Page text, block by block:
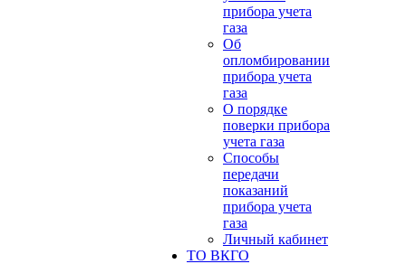
прибора учета
газа
Об
опломбировании
прибора учета
газа
О порядке
поверки прибора
учета газа
Способы
передачи
показаний
прибора учета
газа
Личный кабинет
ТО ВКГО